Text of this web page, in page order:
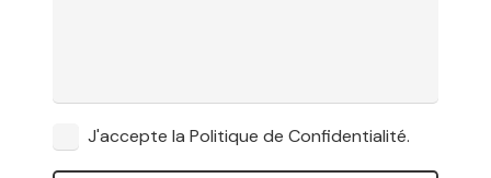
J'accepte la Politique de Confidentialité.